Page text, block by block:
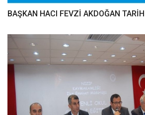
BAŞKAN HACI FEVZİ AKDOĞAN